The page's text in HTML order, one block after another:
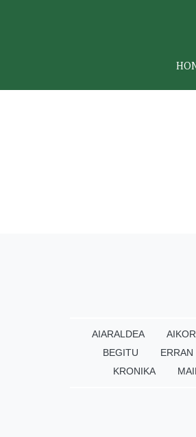
AIARALDEA AIKOR
BEGITU
ERRAN
KRONIKA